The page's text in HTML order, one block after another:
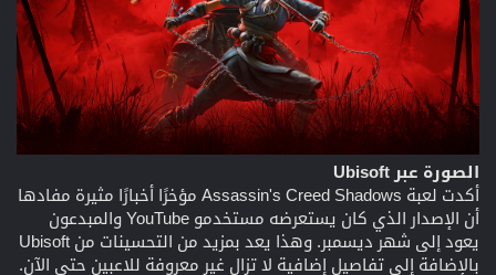
الصورة عبر Ubisoft
أكدت لعبة Assassin's Creed Shadows مؤخرًا أخبارًا مثيرة مفادها
أن الإصدار الذي كان يستعرضه مستخدمو YouTube والمبدعون
يعود إلى شهر ديسمبر. وهذا يعد بمزيد من التحسينات من Ubisoft
بالإضافة إلى تفاصيل إضافية لا تزال غير معروفة للاعبين حتى الآن.